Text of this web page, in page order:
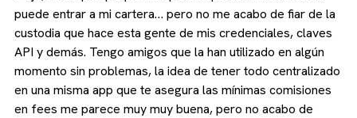
puede entrar a mi cartera… pero no me acabo de fiar de la
custodia que hace esta gente de mis credenciales, claves
API y demás. Tengo amigos que la han utilizado en algún
momento sin problemas, la idea de tener todo centralizado
en una misma app que te asegura las mínimas comisiones
en fees me parece muy muy buena, pero no acabo de